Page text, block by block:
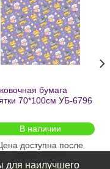
Добавить
в список
желаний
бумага
70*100см УБ-6796
В наличии
доступна после
регистрации
для наилучшего